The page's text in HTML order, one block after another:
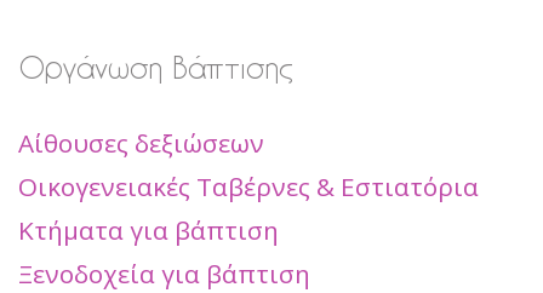
Οργάνωση Βάπτισης
Αίθουσες δεξιώσεων
Οικογενειακές Ταβέρνες & Εστιατόρια
Κτήματα για βάπτιση
Ξενοδοχεία για βάπτιση